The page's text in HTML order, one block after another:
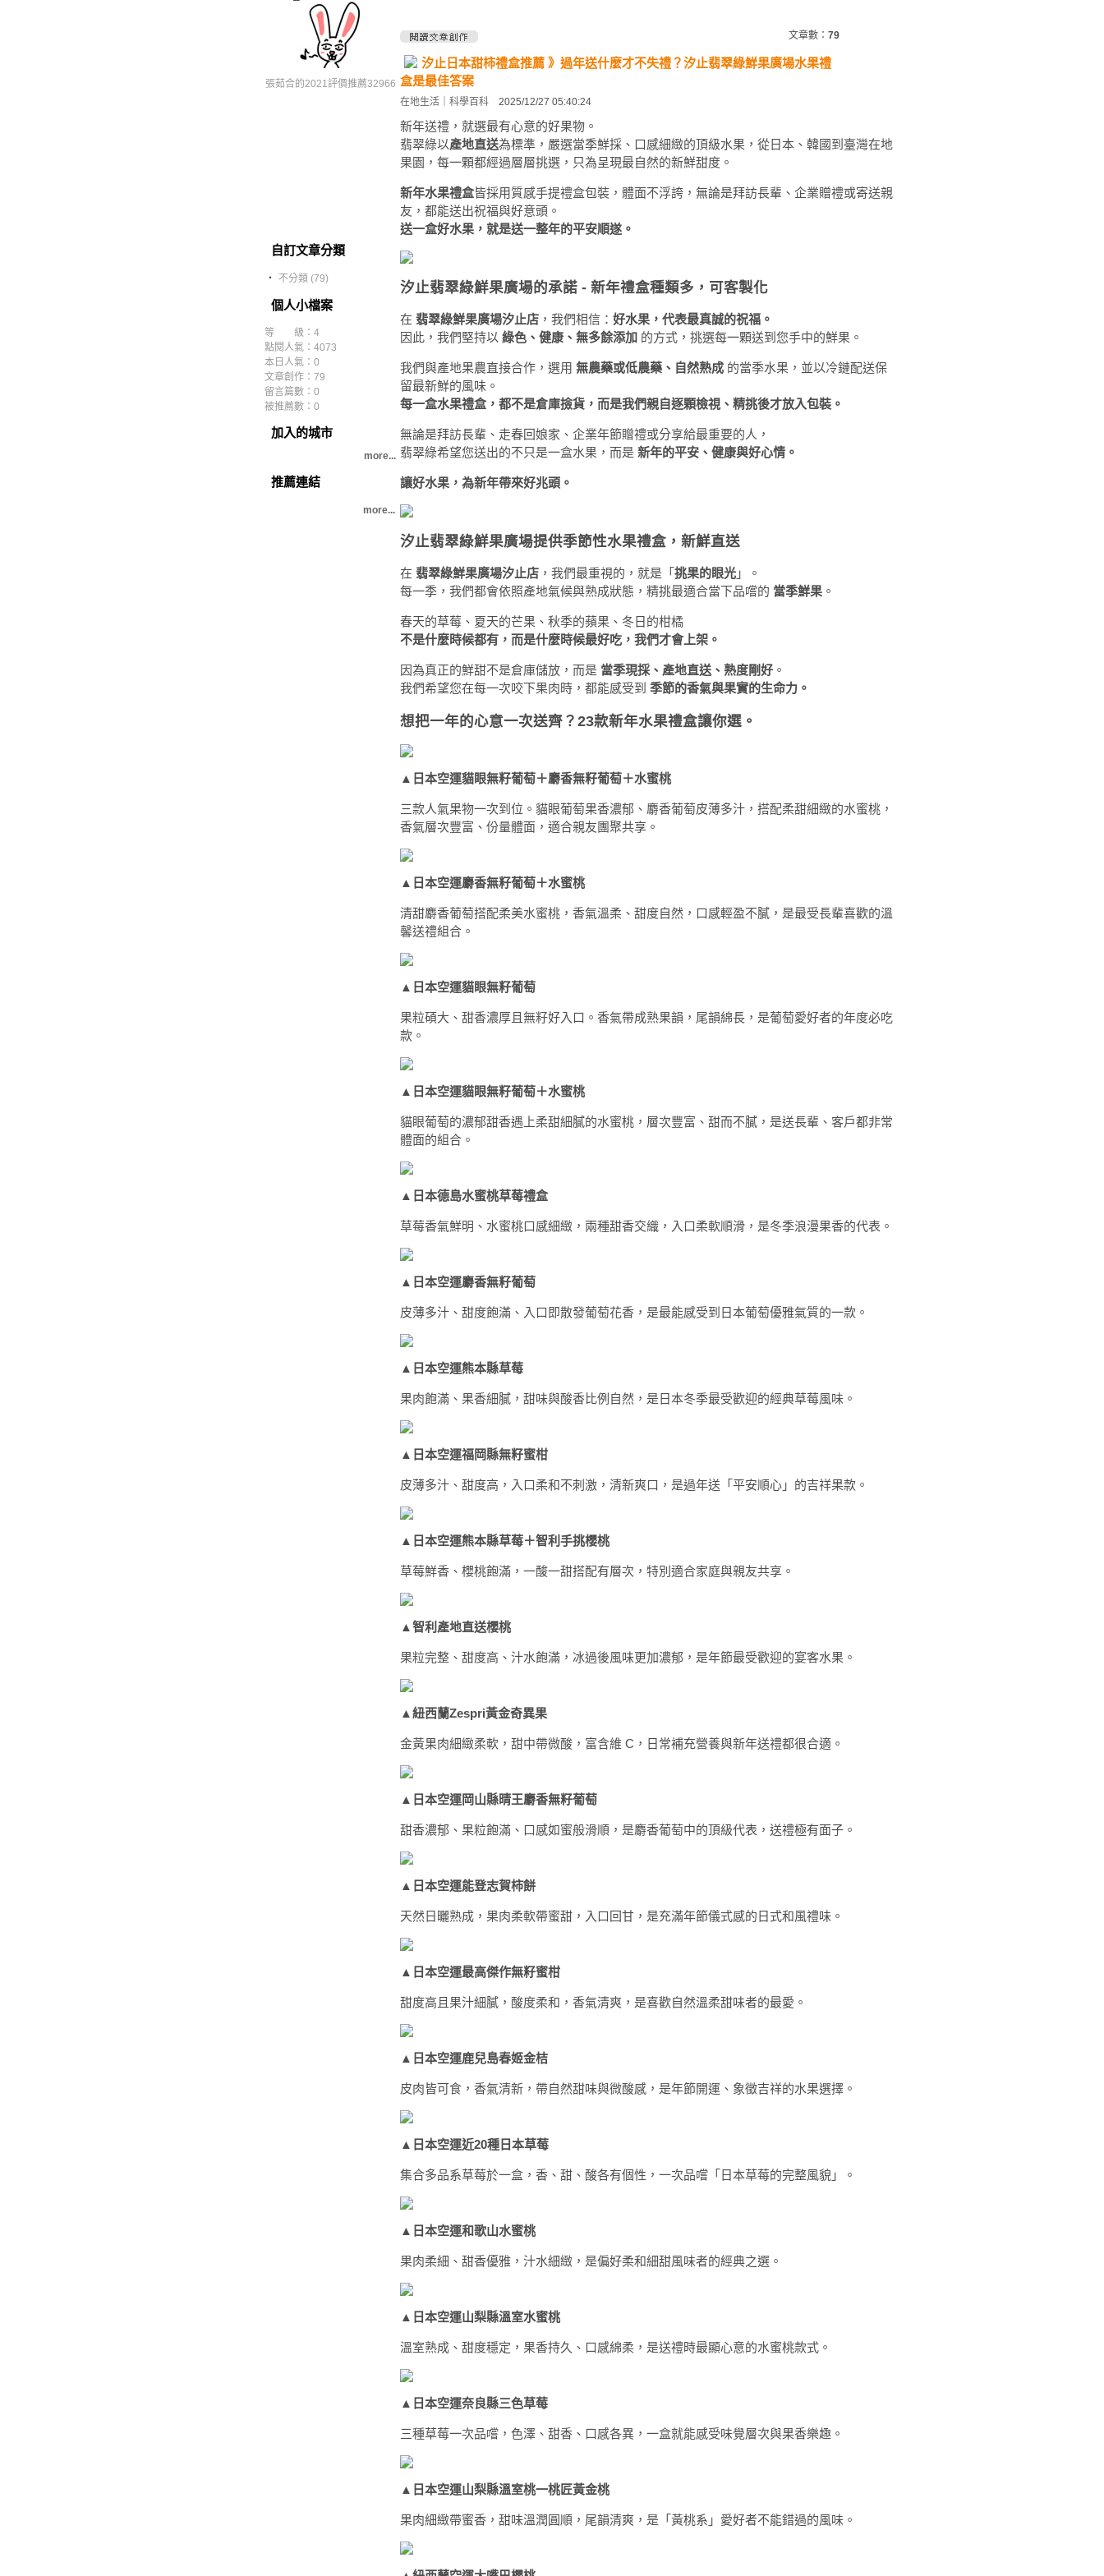
張茹合的2021評價推薦32966
自訂文章分類
‧ 不分類 (79)
個人小檔案
等 級：4
點閱人氣：4073
本日人氣：0
文章創作：79
留言篇數：0
被推薦數： 0
加入的城市
more...
推薦連結
more...
文章數： 79
汐止日本甜柿禮盒推薦 》過年送什麼才不失禮？汐止翡翠綠鮮果廣場水果禮
盒是最佳答案
在地生活 科學百科 2025/12/27 05:40:24
新年送禮，就選最有心意的好果物。
翡翠綠以產地直送為標準，嚴選當季鮮採、口感細緻的頂級水果，從日本、韓國到臺灣在地
果園，每一顆都經過層層挑選，只為呈現最自然的新鮮甜度。
新年水果禮盒皆採用質感手提禮盒包裝，體面不浮誇，無論是拜訪長輩、企業贈禮或寄送親
友，都能送出祝福與好意頭。
送一盒好水果，就是送一整年的平安順遂。
汐止翡翠綠鮮果廣場的承諾 - 新年禮盒種類多，可客製化
在 翡翠綠鮮果廣場汐止店 ，我們相信： 好水果，代表最真誠的祝福。
因此，我們堅持以 綠色、健康、無多餘添加 的方式，挑選每一顆送到您手中的鮮果。
我們與產地果農直接合作，選用 無農藥或低農藥、自然熟成 的當季水果，並以冷鏈配送保
留最新鮮的風味。
每一盒水果禮盒，都不是倉庫撿貨，而是我們親自逐顆檢視、精挑後才放入包裝。
無論是拜訪長輩、走春回娘家、企業年節贈禮或分享給最重要的人，
翡翠綠希望您送出的不只是一盒水果，而是 新年的平安、健康與好心情。
讓好水果，為新年帶來好兆頭。
汐止翡翠綠鮮果廣場提供季節性水果禮盒，新鮮直送
在 翡翠綠鮮果廣場汐止店 ，我們最重視的，就是「 挑果的眼光 」。
每一季，我們都會依照產地氣候與熟成狀態，精挑最適合當下品嚐的 當季鮮果 。
春天的草莓、夏天的芒果、秋季的蘋果、冬日的柑橘
不是什麼時候都有，而是什麼時候最好吃，我們才會上架。
因為真正的鮮甜不是倉庫儲放，而是 當季現採、產地直送、熟度剛好 。
我們希望您在每一次咬下果肉時，都能感受到 季節的香氣與果實的生命力。
想把一年的心意一次送齊？23款新年水果禮盒讓你選。
▲ 日本空運貓眼無籽葡萄＋麝香無籽葡萄＋水蜜桃
三款人氣果物一次到位。貓眼葡萄果香濃郁、麝香葡萄皮薄多汁，搭配柔甜細緻的水蜜桃，
香氣層次豐富、份量體面，適合親友團聚共享。
▲ 日本空運麝香無籽葡萄＋水蜜桃
清甜麝香葡萄搭配柔美水蜜桃，香氣溫柔、甜度自然，口感輕盈不膩，是最受長輩喜歡的溫
馨送禮組合。
▲ 日本空運貓眼無籽葡萄
果粒碩大、甜香濃厚且無籽好入口。香氣帶成熟果韻，尾韻綿長，是葡萄愛好者的年度必吃
款。
▲ 日本空運貓眼無籽葡萄＋水蜜桃
貓眼葡萄的濃郁甜香遇上柔甜細膩的水蜜桃，層次豐富、甜而不膩，是送長輩、客戶都非常
體面的組合。
▲ 日本德島水蜜桃草莓禮盒
草莓香氣鮮明、水蜜桃口感細緻，兩種甜香交織，入口柔軟順滑，是冬季浪漫果香的代表。
▲ 日本空運麝香無籽葡萄
皮薄多汁、甜度飽滿、入口即散發葡萄花香，是最能感受到日本葡萄優雅氣質的一款。
▲ 日本空運熊本縣草莓
果肉飽滿、果香細膩，甜味與酸香比例自然，是日本冬季最受歡迎的經典草莓風味。
▲ 日本空運福岡縣無籽蜜柑
皮薄多汁、甜度高，入口柔和不刺激，清新爽口，是過年送「平安順心」的吉祥果款。
▲ 日本空運熊本縣草莓＋智利手挑櫻桃
草莓鮮香、櫻桃飽滿，一酸一甜搭配有層次，特別適合家庭與親友共享。
▲ 智利產地直送櫻桃
果粒完整、甜度高、汁水飽滿，冰過後風味更加濃郁，是年節最受歡迎的宴客水果。
▲ 紐西蘭Zespri黃金奇異果
金黃果肉細緻柔軟，甜中帶微酸，富含維 C，日常補充營養與新年送禮都很合適。
▲ 日本空運岡山縣晴王麝香無籽葡萄
甜香濃郁、果粒飽滿、口感如蜜般滑順，是麝香葡萄中的頂級代表，送禮極有面子。
▲ 日本空運能登志賀柿餅
天然日曬熟成，果肉柔軟帶蜜甜，入口回甘，是充滿年節儀式感的日式和風禮味。
▲ 日本空運最高傑作無籽蜜柑
甜度高且果汁細膩，酸度柔和，香氣清爽，是喜歡自然溫柔甜味者的最愛。
▲ 日本空運鹿兒島春姬金桔
皮肉皆可食，香氣清新，帶自然甜味與微酸感，是年節開運、象徵吉祥的水果選擇。
▲ 日本空運近20種日本草莓
集合多品系草莓於一盒，香、甜、酸各有個性，一次品嚐「日本草莓的完整風貌」。
▲ 日本空運和歌山水蜜桃
果肉柔細、甜香優雅，汁水細緻，是偏好柔和細甜風味者的經典之選。
▲ 日本空運山梨縣溫室水蜜桃
溫室熟成、甜度穩定，果香持久、口感綿柔，是送禮時最顯心意的水蜜桃款式。
▲ 日本空運奈良縣三色草莓
三種草莓一次品嚐，色澤、甜香、口感各異，一盒就能感受味覺層次與果香樂趣。
▲ 日本空運山梨縣溫室桃一桃匠黃金桃
果肉細緻帶蜜香，甜味溫潤圓順，尾韻清爽，是「黃桃系」愛好者不能錯過的風味。